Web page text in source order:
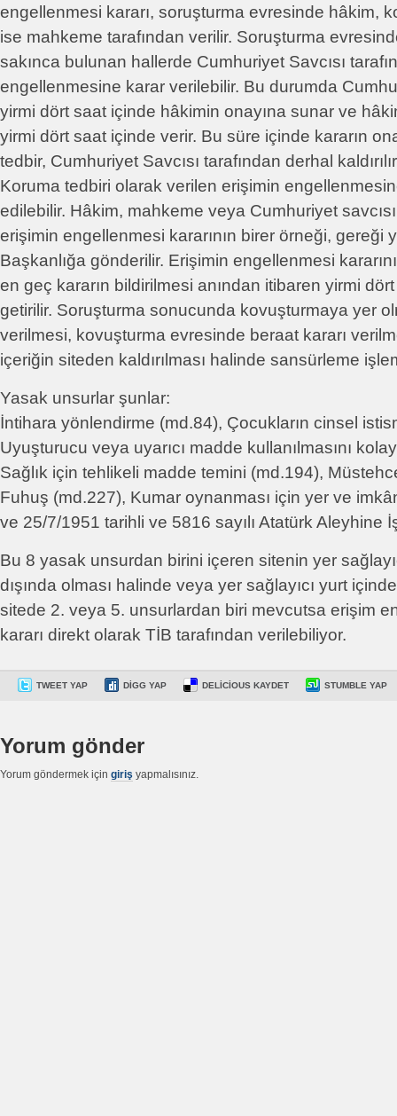
engellenmesi kararı, soruşturma evresinde hâkim,
ise mahkeme tarafından verilir. Soruşturma
sakınca bulunan hallerde Cumhuriyet Savcısı
engellenmesine karar verilebilir. Bu durumda
yirmi dört saat içinde hâkimin onayına sunar ve
yirmi dört saat içinde verir. Bu süre içinde kararın
tedbir, Cumhuriyet Savcısı tarafından derhal
Koruma tedbiri olarak verilen erişimin
edilebilir. Hâkim, mahkeme veya Cumhuriyet
erişimin engellenmesi kararının birer örneği, gereği
Başkanlığa gönderilir. Erişimin engellenmesi
en geç kararın bildirilmesi anından itibaren yirmi
getirilir. Soruşturma sonucunda kovuşturmaya yer
verilmesi, kovuşturma evresinde beraat kararı
içeriğin siteden kaldırılması halinde sansürleme
Yasak unsurlar şunlar:
İntihara yönlendirme (md.84), Çocukların cinsel
Uyuşturucu veya uyarıcı madde kullanılmasını
Sağlık için tehlikeli madde temini (md.194),
Fuhuş (md.227), Kumar oynanması için yer ve
ve 25/7/1951 tarihli ve 5816 sayılı Atatürk Aleyhine
Bu 8 yasak unsurdan birini içeren sitenin yer
dışında olması halinde veya yer sağlayıcı yurt
sitede 2. veya 5. unsurlardan biri mevcutsa erişim
kararı direkt olarak TİB tarafından verilebiliyor.
TWEET YAP DIGG YAP DELICIOUS KAYDET STUMBLE YAP
Yorum gönder
Yorum göndermek için giriş yapmalısınız.